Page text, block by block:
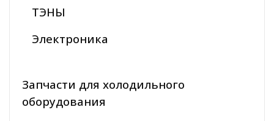
ТЭНЫ
Электроника
Запчасти для холодильного
оборудования